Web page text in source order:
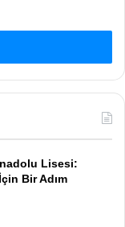
Lisesi:
Bir Adım